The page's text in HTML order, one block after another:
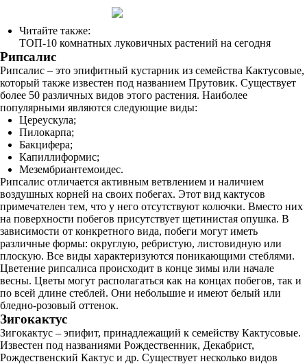
Читайте также:
ТОП-10 комнатных луковичных растений на сегодня
Рипсалис
Рипсалис – это эпифитный кустарник из семейства Кактусовые,
который также известен под названием Прутовик. Существует
более 50 различных видов этого растения. Наиболее
популярными являются следующие виды:
Цереускула;
Пилокарпа;
Бакцифера;
Капиллиформис;
Мезембриантемоидес.
Рипсалис отличается активным ветвлением и наличием
воздушных корней на своих побегах. Этот вид кактусов
примечателен тем, что у него отсутствуют колючки. Вместо них
на поверхности побегов присутствует щетинистая опушка. В
зависимости от конкретного вида, побеги могут иметь
различные формы: округлую, ребристую, листовидную или
плоскую. Все виды характеризуются поникающими стеблями.
Цветение рипсалиса происходит в конце зимы или начале
весны. Цветы могут располагаться как на концах побегов, так и
по всей длине стеблей. Они небольшие и имеют белый или
бледно-розовый оттенок.
Зигокактус
Зигокактус – эпифит, принадлежащий к семейству Кактусовые.
Известен под названиями Рождественник, Декабрист,
Рождественский Кактус и др. Существует несколько видов